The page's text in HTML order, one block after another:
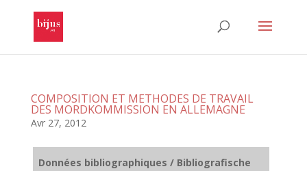
COMPOSITION ET METHODES DE TRAVAIL
DES MORDKOMMISSION EN ALLEMAGNE
Avr 27, 2012
Données bibliographiques / Bibliografische